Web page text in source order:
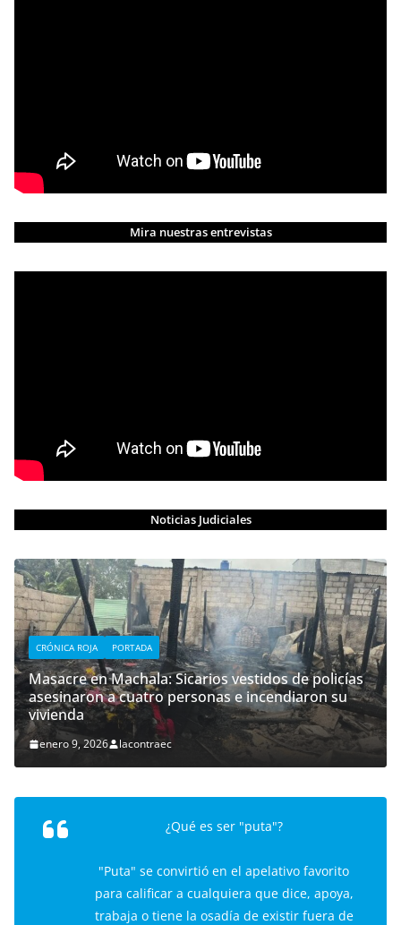
Mira nuestras entrevistas
Noticias Judiciales
CRÓNICA ROJA PORTADA
Masacre en Machala: Sicarios vestidos de policías
asesinaron a cuatro personas e incendiaron su
vivienda
enero 9, 2026 lacontraec
¿Qué es ser "puta"?
"Puta" se convirtió en el apelativo favorito
para calificar a cualquiera que dice, apoya,
trabaja o tiene la osadía de existir fuera de